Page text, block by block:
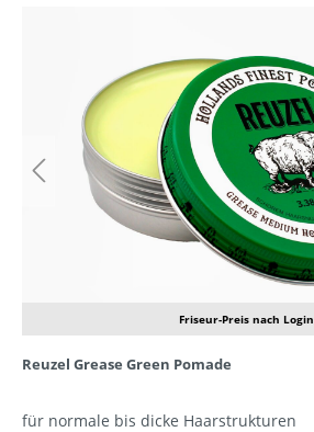
Friseur-Preis nach Login
Reuzel Grease Green Pomade
für normale bis dicke Haarstrukturen